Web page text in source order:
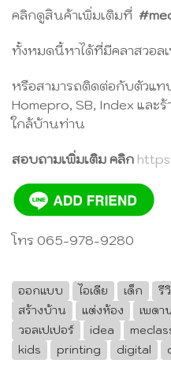
คลิกดูสินค้าเพิ่มเติมที่
ทั้งหมดนี้หาได้ที่มีคลาสวอล
หรือสามารถติดต่อกับตัวแท
Homepro, SB, Index และ
ใกล้บ้านท่าน
สอบถามเพิ่มเติม คลิก
โทร 065-978-9280
ออกแบบ ไอเดีย เด็ก รี
สร้างบ้าน
แต่งห้อง เพดา
วอลเปเปอร์
idea
kids
printing digital